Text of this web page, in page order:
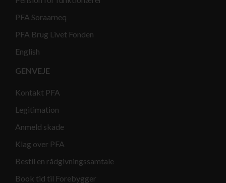
PFA Soraarneq
PFA Brug Livet Fonden
English
GENVEJE
Kontakt PFA
Legitimation
Anmeld skade
Klag over PFA
Bestil en rådgivningssamtale
Book tid til Forebygger